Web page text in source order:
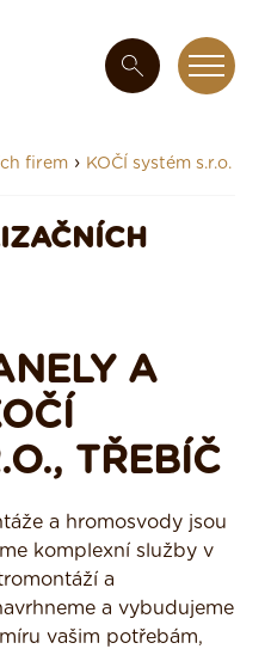
firem › KOČÍ systém s.r.o.
A
TŘEBÍČ
a hromosvody jsou
komplexní služby v
a
a vybudujeme
vašim potřebám,